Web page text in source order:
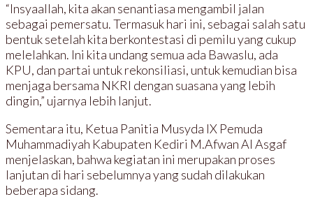
“Insyaallah, kita akan senantiasa mengambil jalan
sebagai pemersatu. Termasuk hari ini, sebagai salah satu
bentuk setelah kita berkontestasi di pemilu yang cukup
melelahkan. Ini kita undang semua ada Bawaslu, ada
KPU, dan partai untuk rekonsiliasi, untuk kemudian bisa
menjaga bersama NKRI dengan suasana yang lebih
dingin,” ujarnya lebih lanjut.
Sementara itu, Ketua Panitia Musyda IX Pemuda
Muhammadiyah Kabupaten Kediri M.Afwan Al Asgaf
menjelaskan, bahwa kegiatan ini merupakan proses
lanjutan di hari sebelumnya yang sudah dilakukan
beberapa sidang.